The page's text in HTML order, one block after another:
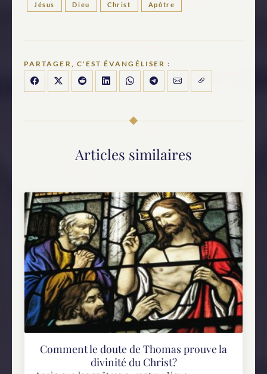
Jésus Dieu Christ Apôtre
PARTAGER, C'EST ÉVANGÉLISER :
Articles similaires
Comment le doute de Thomas prouve la
divinité du Christ?